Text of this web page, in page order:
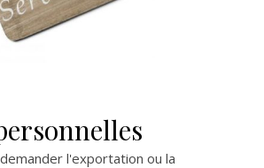
l'exportation ou la